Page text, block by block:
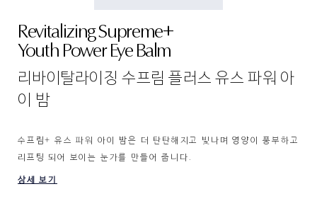
Revitalizing Supreme+
Youth Power Eye Balm
리바이탈라이징 수프림 플러스 유스 파워 아
이 밤
수프림+ 유스 파워 아이 밤은 더 탄탄해지고 빛나며 영양이 풍부하고
리프팅 되어 보이는 눈가를 만들어 줍니다.
상세 보기